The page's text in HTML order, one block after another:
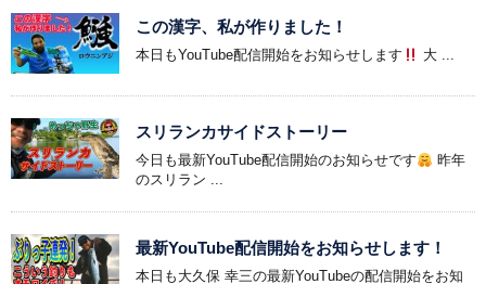
この漢字、私が作りました！
本日もYouTube配信開始をお知らせします 大 ...
スリランカサイドストーリー
今日も最新YouTube配信開始のお知らせです
昨年
のスリラン ...
最新YouTube配信開始をお知らせします！
本日も大久保 幸三の最新YouTubeの配信開始をお知